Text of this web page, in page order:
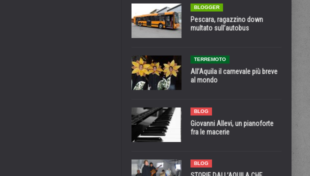
BLOGGER
Pescara, ragazzino down
multato sull’autobus
TERREMOTO
All’Aquila il carnevale più breve
al mondo
BLOG
Giovanni Allevi, un pianoforte
fra le macerie
BLOG